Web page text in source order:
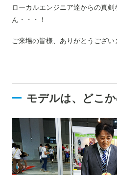
ローカルエンジニア達からの真
ん・・・！
ご来場の皆様、ありがとうござ
モデルは、どこか